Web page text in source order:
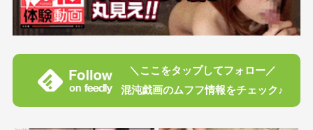
＼ここをタップしてフォロー／
混沌戯画のムフフ情報をチェック♪